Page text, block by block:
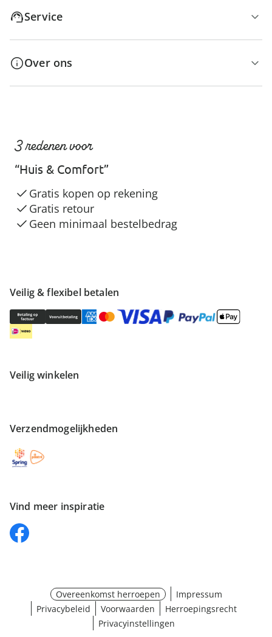
Service
Over ons
Veilig & flexibel betalen
Veilig winkelen
Verzendmogelijkheden
Vind meer inspiratie
3 redenen voor
“Huis & Comfort”
Gratis kopen op rekening
Gratis retour
Geen minimaal bestelbedrag
Overeenkomst herroepen
Impressum
Privacybeleid
Voorwaarden
Herroepingsrecht
Privacyinstellingen